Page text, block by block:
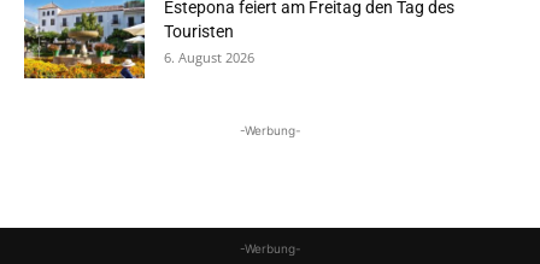
Estepona feiert am Freitag den Tag des
Touristen
6. August 2026
-Werbung-
-Werbung-